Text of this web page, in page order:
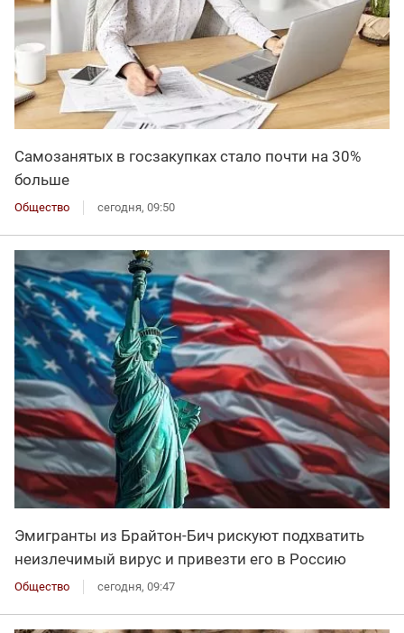
Самозанятых в госзакупках стало почти на 30%
больше
Общество сегодня, 09:50
Эмигранты из Брайтон-Бич рискуют подхватить
неизлечимый вирус и привезти его в Россию
Общество сегодня, 09:47